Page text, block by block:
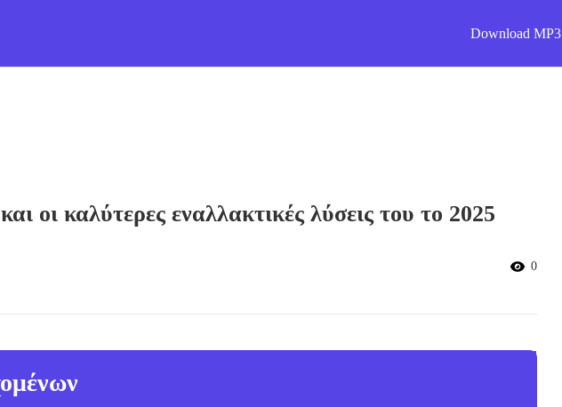
Download MP3
οι καλύτερες εναλλακτικές λύσεις του το 2025
0